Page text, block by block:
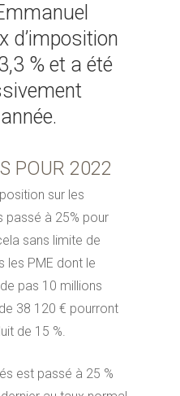
d’imposition
% et a été
POUR 2022
sur les
à 25% pour
sans limite de
les PME dont le
pas 10 millions
38 120 € pourront
de 15 %.
est passé à 25 %